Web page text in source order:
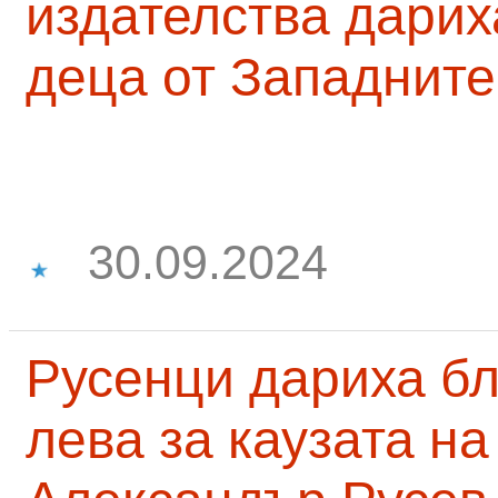
издателства
деца от
30.09.2024
Русенци дариха
лева за каузата